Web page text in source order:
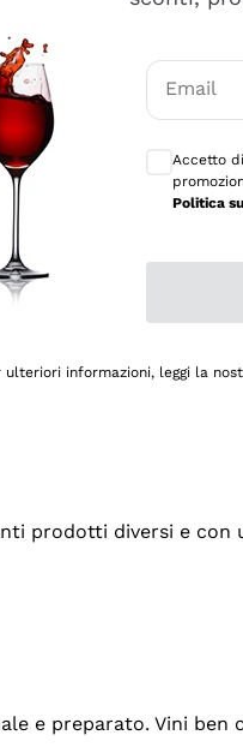
professionalità
prodotti diversi e con
e preparato. Vini
Email
Accetto
Politica
ulteriori informazioni, leggi la